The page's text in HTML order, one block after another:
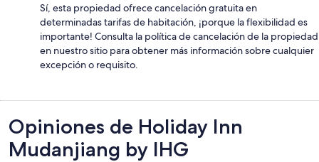
Sí, esta propiedad ofrece cancelación gratuita en
determinadas tarifas de habitación, ¡porque la flexibilidad es
importante! Consulta la política de cancelación de la propiedad
en nuestro sitio para obtener más información sobre cualquier
excepción o requisito.
Opiniones
Opiniones de Holiday Inn
Mudanjiang by IHG